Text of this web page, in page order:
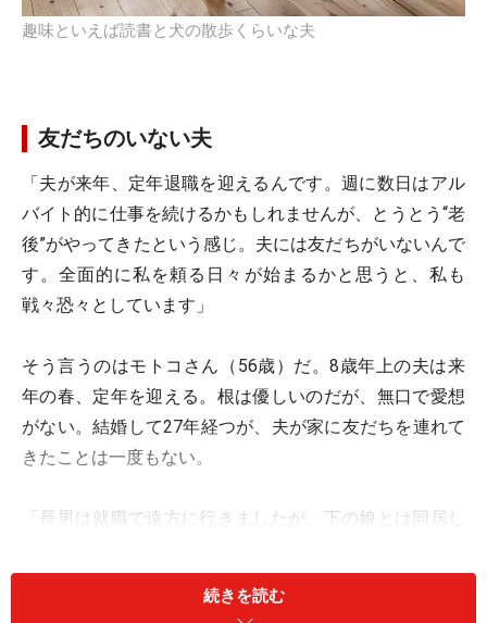
趣味といえば読書と犬の散歩くらいな夫
友だちのいない夫
「夫が来年、定年退職を迎えるんです。週に数日はアル
バイト的に仕事を続けるかもしれませんが、とうとう“老
後”がやってきたという感じ。夫には友だちがいないんで
す。全面的に私を頼る日々が始まるかと思うと、私も
戦々恐々としています」
そう言うのはモトコさん（56歳）だ。8歳年上の夫は来
年の春、定年を迎える。根は優しいのだが、無口で愛想
がない。結婚して27年経つが、夫が家に友だちを連れて
きたことは一度もない。
「長男は就職で遠方に行きましたが、下の娘とは同居し
ような感じ。食事も一緒にとるのは月に数回ですね。そ
れでも娘がいてくれるだけで、夫との距離感を気に病ま
続きを読む